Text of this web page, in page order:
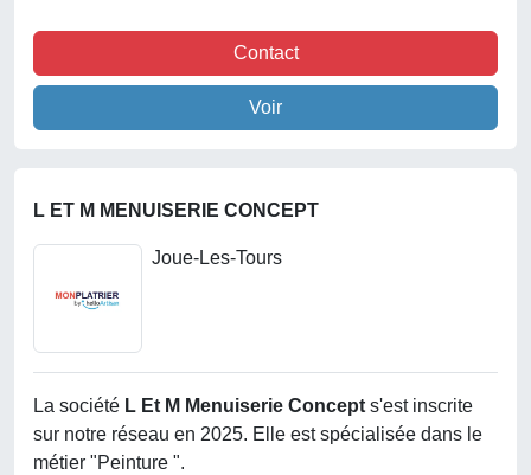
Contact
Voir
L ET M MENUISERIE CONCEPT
Joue-Les-Tours
La société L Et M Menuiserie Concept s'est inscrite
sur notre réseau en 2025. Elle est spécialisée dans le
métier "Peinture ".